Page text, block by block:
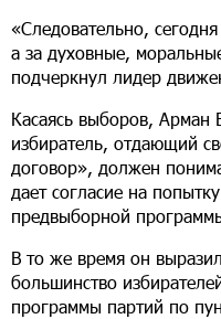
«Следовательно,
а за духовные,
подчеркнул лидер
Касаясь выборов, Арман
избиратель, отдающий
договор», должен
дает согласие на
предвыборной
В то же время он
большинство
программы партий по